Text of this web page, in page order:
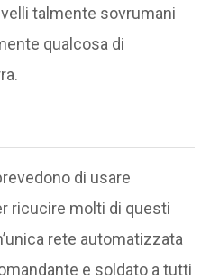
talmente sovrumani
qualcosa di
di usare
ricucire molti di questi
rete automatizzata
e soldato a tutti